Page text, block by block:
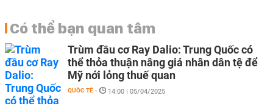
Có thể bạn quan tâm
Trùm đầu cơ Ray Dalio: Trung Quốc có
thể thỏa thuận nâng giá nhân dân tệ để
Mỹ nới lỏng thuế quan
QUỐC TẾ - 14:00 | 05/04/2025